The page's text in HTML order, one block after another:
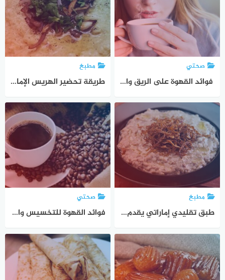
صحتي
فوائد القهوة على الريق واهم 3 فوائد عند شرب القهوة بعد الفطور
مطبخ
طريقة تحضير الهريس الإماراتي باللحمة ونصائح هامة لنجاح الهريس الإماراتي
مطبخ
طبق تقليدي إماراتي يقدم عادة وجبة إفطار في رمضان مميزة جدا
صحتي
فوائد القهوة للتخسيس وافضل وصفة القهوة للتخسيس وانقاص الوزن